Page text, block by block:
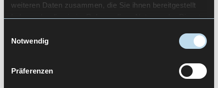
weiteren Daten zusammen, die Sie ihnen bereitgestellt
haben oder die sie im Rahmen Ihrer Nutzung der Dienste
Notwendig
Präferenzen
Repertoire.
verfolgt sie einen ganzheitlichen Ansatz. Sie
komplexe Inhalte klar, zugänglich und